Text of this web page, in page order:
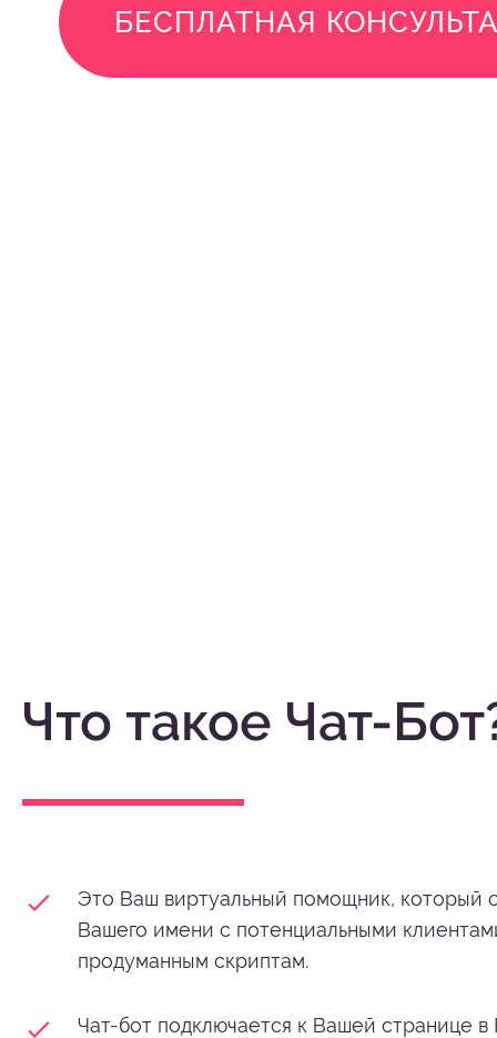
БЕСПЛАТНАЯ
Что такое Чат-
Это Ваш виртуальный помощник, который
Вашего имени с потенциальными
продуманным скриптам.
Чат-бот подключается к Вашей странице в